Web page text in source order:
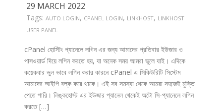
29 MARCH 2022
Tags: AUTO LOGIN, CPANEL LOGIN, LINKHOST, LINKHOST
USER PANEL
cPanel হোস্টিং প্যানেলে লগিন এর জন্য আমাদের প্রতিবার ইউজার ও
পাসওয়ার্ড দিয়ে লগিন করতে হয়, যা অনেক সময় আমরা ভুলে যাই। এদিকে
কয়েকবার ভুল ভাবে লগিন করার কারনে cPanel এ সিকিউরিটি সিস্টেম
আমাদের আইপি বল্ক করে থাকে। এই সব সমস্যা থেকে আমরা সহজেই মুক্তি
পেতে পারি। লিঙ্কহোস্ট এর ইউজার প্যানেল থেকেই অটো সি-প্যানেলে লগিন
করতে […]